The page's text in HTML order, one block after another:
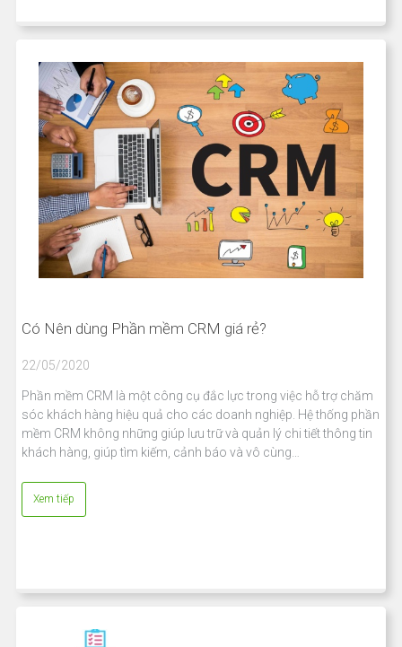
Có Nên dùng Phần mềm CRM giá rẻ?
22/05/2020
Phần mềm CRM là một công cụ đắc lực trong việc hỗ trợ chăm
sóc khách hàng hiệu quả cho các doanh nghiệp. Hệ thống phần
mềm CRM không những giúp lưu trữ và quản lý chi tiết thông tin
khách hàng, giúp tìm kiếm, cảnh báo và vô cùng…
Xem tiếp